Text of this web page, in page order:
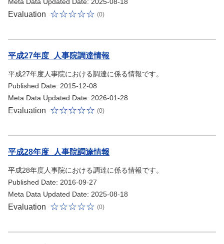
Meta Data Updated Date: 2025-08-18
Evaluation (0)
平成27年度_人事院調達情報
平成27年度人事院における調達に係る情報です。
Published Date: 2015-12-08
Meta Data Updated Date: 2026-01-28
Evaluation (0)
平成28年度_人事院調達情報
平成28年度人事院における調達に係る情報です。
Published Date: 2016-09-27
Meta Data Updated Date: 2025-08-18
Evaluation (0)